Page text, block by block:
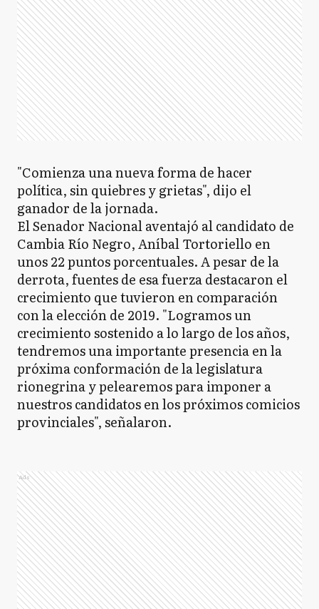
"Comienza una nueva forma de hacer
política, sin quiebres y grietas", dijo el
ganador de la jornada.
El Senador Nacional aventajó al candidato de
Cambia Río Negro, Aníbal Tortoriello en
unos 22 puntos porcentuales. A pesar de la
derrota, fuentes de esa fuerza destacaron el
crecimiento que tuvieron en comparación
con la elección de 2019. "Logramos un
crecimiento sostenido a lo largo de los años,
tendremos una importante presencia en la
próxima conformación de la legislatura
rionegrina y pelearemos para imponer a
nuestros candidatos en los próximos comicios
provinciales", señalaron.
Ads